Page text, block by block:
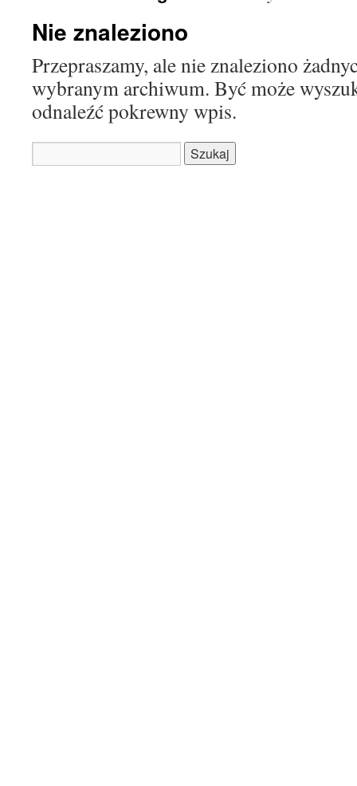
Nie znaleziono
Przepraszamy, ale nie znaleziono
wybranym archiwum. Być może
odnaleźć pokrewny wpis.